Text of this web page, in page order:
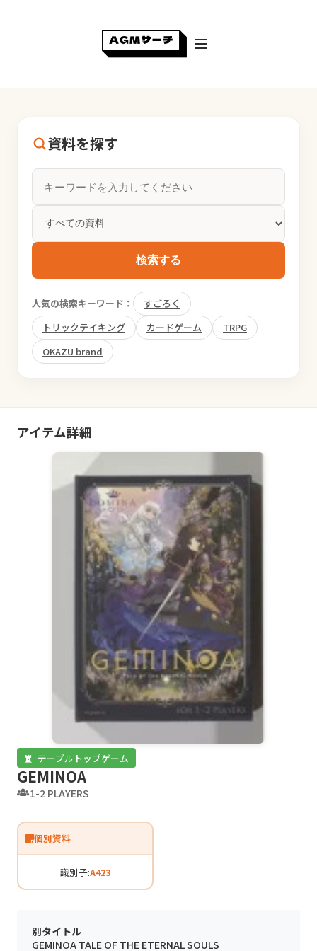
資料を探す
検索する
人気の検索キーワード：
すごろく
トリックテイキング
カードゲーム
TRPG
OKAZU brand
アイテム詳細
テーブルトップゲーム
GEMINOA
1-2 PLAYERS
個別資料
識別子:A423
別タイトル
GEMINOA TALE OF THE ETERNAL SOULS